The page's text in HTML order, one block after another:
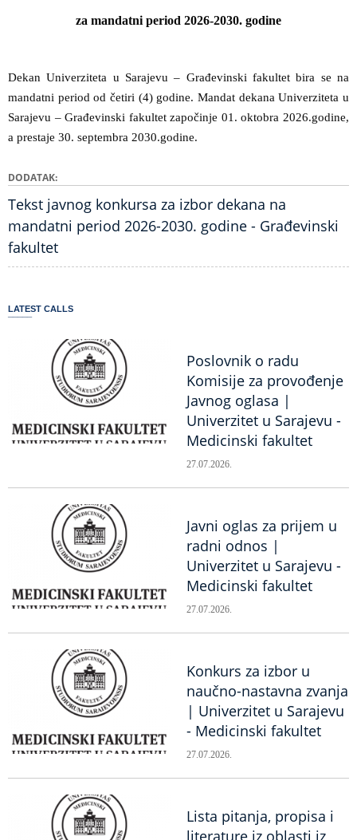
za mandatni period 2026-2030. godine
Dekan Univerziteta u Sarajevu – Građevinski fakultet bira se na
mandatni period od četiri (4) godine. Mandat dekana Univerziteta u
Sarajevu – Građevinski fakultet započinje 01. oktobra 2026.godine,
a prestaje 30. septembra 2030.godine.
DODATAK
Tekst javnog konkursa za izbor dekana na
mandatni period 2026-2030. godine - Građevinski
fakultet
LATEST CALLS
Poslovnik o radu
Komisije za provođenje
Javnog oglasa |
Univerzitet u Sarajevu -
Medicinski fakultet
27.07.2026.
Javni oglas za prijem u
radni odnos |
Univerzitet u Sarajevu -
Medicinski fakultet
27.07.2026.
Konkurs za izbor u
naučno-nastavna zvanja
| Univerzitet u Sarajevu
- Medicinski fakultet
27.07.2026.
Lista pitanja, propisa i